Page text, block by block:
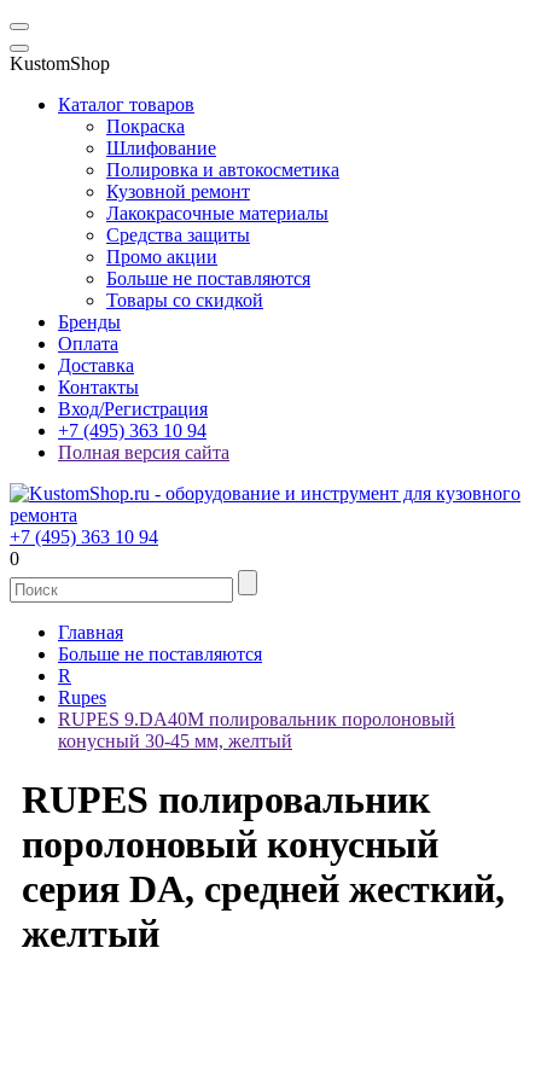
KustomShop
Каталог товаров
Покраска
Шлифование
Полировка и автокосметика
Кузовной ремонт
Лакокрасочные материалы
Средства защиты
Промо акции
Больше не поставляются
Товары со скидкой
Бренды
Оплата
Доставка
Контакты
Вход/Регистрация
+7 (495) 363 10 94
Полная версия сайта
+7 (495) 363 10 94
0
Главная
Больше не поставляются
R
Rupes
RUPES 9.DA40M полировальник поролоновый
конусный 30-45 мм, желтый
RUPES полировальник
поролоновый конусный
серия DA, средней жесткий,
желтый